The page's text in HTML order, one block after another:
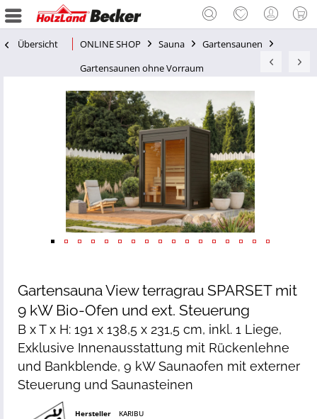
Übersicht ONLINE SHOP Sauna
Gartensaunen
Gartensaunen ohne Vorraum
Gartensauna View terragrau SPARSET mit
9 kW Bio-Ofen und ext. Steuerung
B x T x H: 191 x 138,5 x 231,5 cm, inkl. 1 Liege,
Exklusive Innenausstattung mit Rückenlehne
und Bankblende, 9 kW Saunaofen mit externer
Steuerung und Saunasteinen
Hersteller
KARIBU